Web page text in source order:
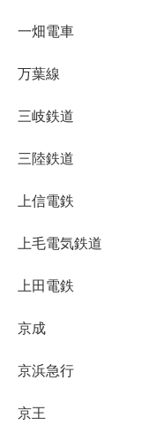
一畑電車
万葉線
三岐鉄道
三陸鉄道
上信電鉄
上毛電気鉄道
上田電鉄
京成
京浜急行
京王